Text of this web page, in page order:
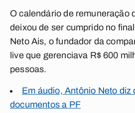
O calendário de remuneração
deixou de ser cumprido no
Neto Ais, o fundador da
live que gerenciava R$ 600
pessoas.
Em áudio, Antônio Neto diz
documentos a PF